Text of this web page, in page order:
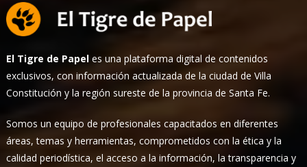
El Tigre de Papel es una plataforma digital de contenidos
exclusivos, con información actualizada de la ciudad de Villa
Constitución y la región sureste de la provincia de Santa Fe.
Somos un equipo de profesionales capacitados en diferentes
áreas, temas y herramientas, comprometidos con la ética y la
calidad periodística, el acceso a la información, la transparencia y